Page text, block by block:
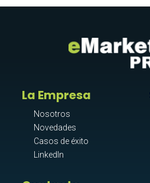
La Empresa
Nosotros
Novedades
Casos de éxito
LinkedIn